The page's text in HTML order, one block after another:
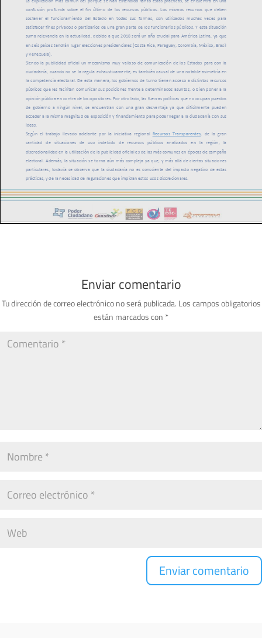
Enviar comentario
Tu dirección de correo electrónico no será publicada. Los campos obligatorios
están marcados con *